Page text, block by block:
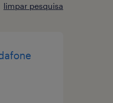
limpar pesquisa